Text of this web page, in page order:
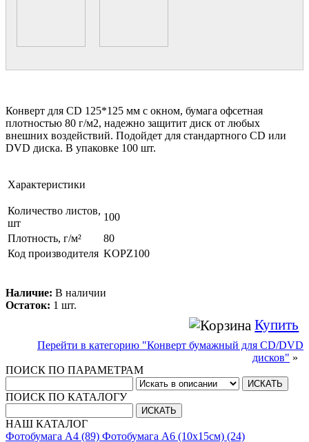
Конверт для CD 125*125 мм с окном, бумага офсетная
плотностью 80 г/м2, надежно защитит диск от любых
внешних воздействий. Подойдет для стандартного CD или
DVD диска. В упаковке 100 шт.
Характеристики
Количество листов,
шт
100
Плотность, г/м²
80
Код производителя KOPZ100
Наличие: В наличии
Остаток: 1 шт.
Купить
Перейти в категорию "Конверт бумажный для CD/DVD
дисков" »
ПОИСК ПО ПАРАМЕТРАМ
ПОИСК ПО КАТАЛОГУ
НАШ КАТАЛОГ
Фотобумага A4 (89) Фотобумага A6 (10х15см) (24)